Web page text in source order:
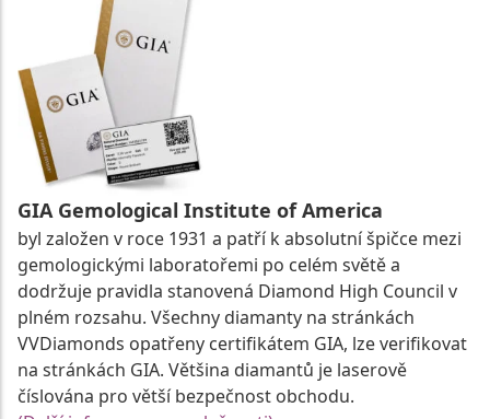
GIA Gemological Institute of America
byl založen v roce 1931 a patří k absolutní špičce mezi
gemologickými laboratořemi po celém světě a
dodržuje pravidla stanovená Diamond High Council v
plném rozsahu. Všechny diamanty na stránkách
VVDiamonds opatřeny certifikátem GIA, lze verifikovat
na stránkách GIA. Většina diamantů je laserově
číslována pro větší bezpečnost obchodu.